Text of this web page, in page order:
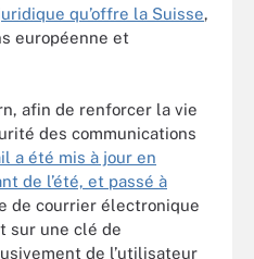
qu’offre la Suisse,
européenne et
afin de renforcer la vie
des communications
a été mis à jour en
de l’été, et passé à
de courrier électronique
sur une clé de
de l’utilisateur